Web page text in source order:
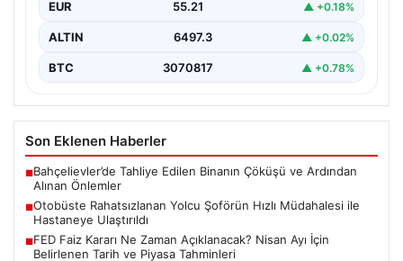
Sinan…
EUR 55.21 ▲ +0.18%
ALTIN 6497.3 ▲ +0.02%
BTC 3070817 ▲ +0.78%
Son Eklenen Haberler
■Bahçelievler’de Tahliye Edilen Binanın Çöküşü ve Ardından
Alınan Önlemler
■Otobüste Rahatsızlanan Yolcu Şoförün Hızlı Müdahalesi ile
Hastaneye Ulaştırıldı
■FED Faiz Kararı Ne Zaman Açıklanacak? Nisan Ayı İçin
Belirlenen Tarih ve Piyasa Tahminleri